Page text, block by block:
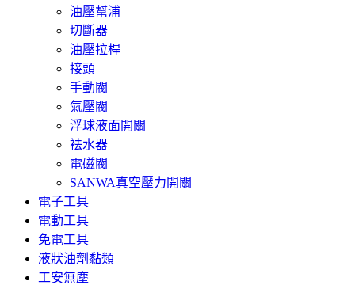
油壓幫浦
切斷器
油壓拉桿
接頭
手動閥
氣壓閥
浮球液面開關
袪水器
電磁閥
SANWA真空壓力開關
電子工具
電動工具
免電工具
液狀油劑黏類
工安無塵